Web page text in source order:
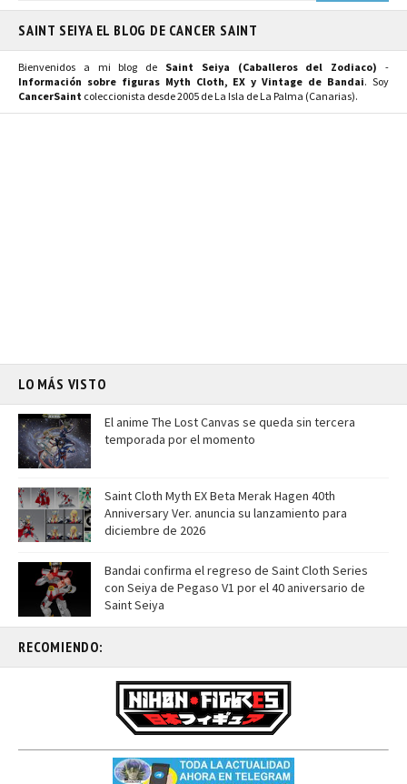
SAINT SEIYA EL BLOG DE CANCER SAINT
Bienvenidos a mi blog de Saint Seiya (Caballeros del Zodiaco) -
Información sobre figuras Myth Cloth, EX y Vintage de Bandai. Soy
CancerSaint coleccionista desde 2005 de La Isla de La Palma (Canarias).
LO MÁS VISTO
El anime The Lost Canvas se queda sin tercera
temporada por el momento
Saint Cloth Myth EX Beta Merak Hagen 40th
Anniversary Ver. anuncia su lanzamiento para
diciembre de 2026
Bandai confirma el regreso de Saint Cloth Series
con Seiya de Pegaso V1 por el 40 aniversario de
Saint Seiya
RECOMIENDO: